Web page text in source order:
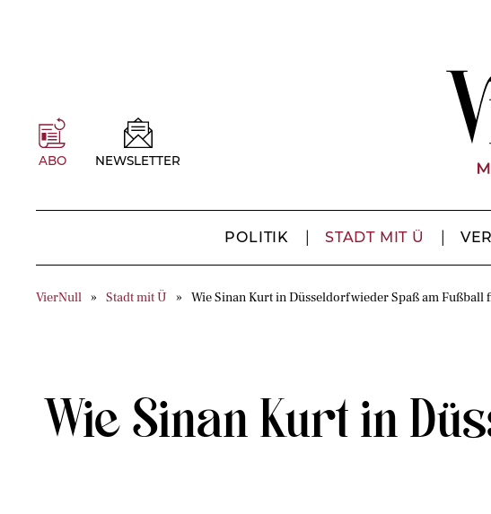
ABO NEWSLETTER
POLITIK STADT MIT Ü
VierNull Stadt mit Ü Wie Sinan Kurt in Düsseldorf wieder Spaß am Fußball
Wie Sinan Kurt in